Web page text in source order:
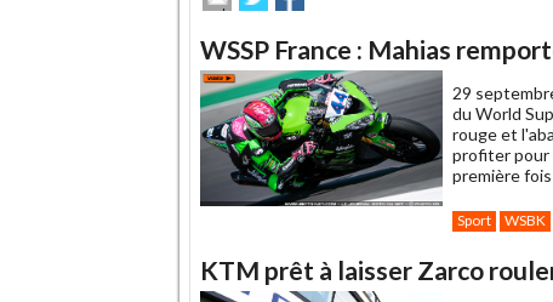
cet
à
un
ami
sur
sur
WSSP France : Mahias
29
du World
rouge et
profiter pour
première
Sport WSBK
KTM prêt à laisser Zarco